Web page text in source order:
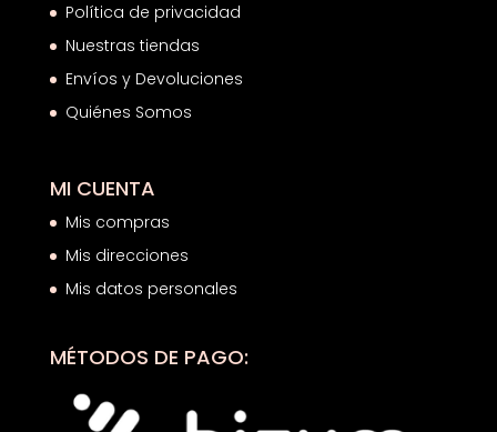
Política de privacidad
Nuestras tiendas
Envíos y Devoluciones
Quiénes Somos
MI CUENTA
Mis compras
Mis direcciones
Mis datos personales
MÉTODOS DE PAGO: